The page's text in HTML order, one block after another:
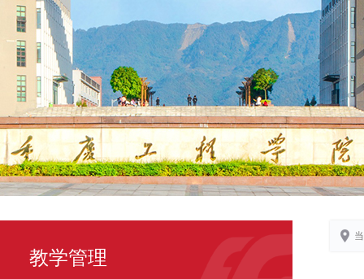
教学管理